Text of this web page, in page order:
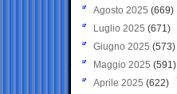
Agosto 2025 (669)
Luglio 2025 (671)
Giugno 2025 (573)
Maggio 2025 (591)
Aprile 2025 (622)